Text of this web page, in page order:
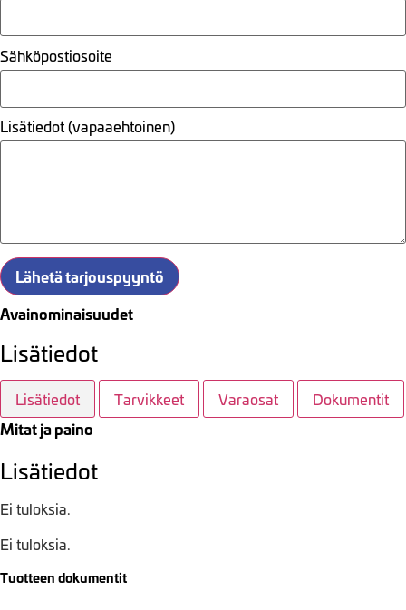
Sähköpostiosoite
Lisätiedot (vapaaehtoinen)
Lähetä tarjouspyyntö
Avainominaisuudet
Lisätiedot
Lisätiedot Tarvikkeet Varaosat Dokumentit
Mitat ja paino
Lisätiedot
Ei tuloksia.
Ei tuloksia.
Tuotteen dokumentit